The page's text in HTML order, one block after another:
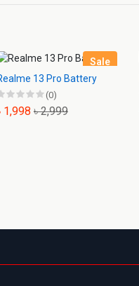
Sale
13 Pro Battery
(0)
1,998 ৳ 2,999